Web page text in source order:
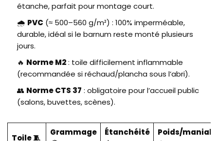
étanche, parfait pour montage court.
🌧️ PVC (≈ 500–560 g/m²) : 100% imperméable,
durable, idéal si le barnum reste monté plusieurs
jours.
🔥 Norme M2: toile difficilement inflammable
(recommandée si réchaud/plancha sous l’abri).
👥 Norme CTS 37 : obligatoire pour l’accueil public
(salons, buvettes, scènes).
Toile 🧵
Grammage
Étanchéité
Poids/